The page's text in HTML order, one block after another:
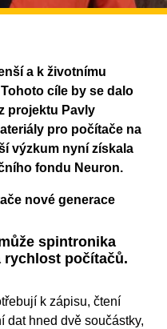
a k životnímu
cíle by se dalo
projektu Pavly
pro počítače na
výzkum nyní získala
fondu Neuron.
nové generace
spintronika
rychlost počítačů.
k zápisu, čtení
dat hned dvě součástky,